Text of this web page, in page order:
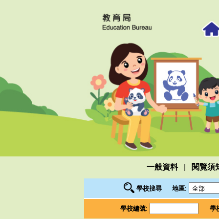
一般資料 閱覽須
學校搜尋 地區:
學校編號: 學